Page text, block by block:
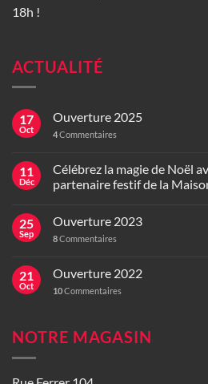
18h !
ACTUALITÉ
17
Oct
Ouverture 2025
4Commentaires
11
Déc
Célébrez la magie de Noël
partenaire festif de la
25
Sep
Ouverture 2023
8Commentaires
21
Oct
Ouverture 2022
10Commentaires
NOTRE MAGASIN